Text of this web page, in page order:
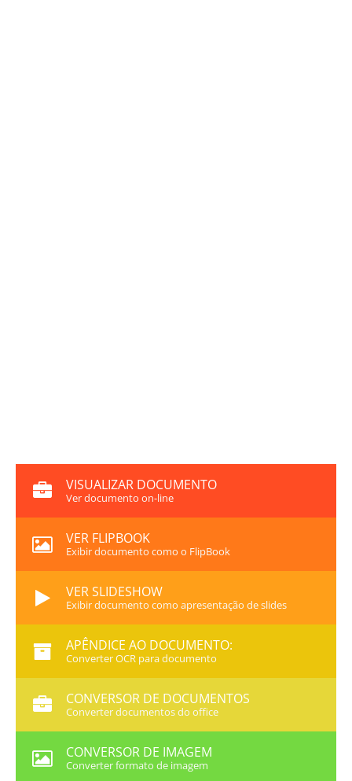
VISUALIZAR DOCUMENTO
Ver documento on-line
VER FLIPBOOK
Exibir documento como o FlipBook
VER SLIDESHOW
Exibir documento como apresentação de slides
APÊNDICE AO DOCUMENTO:
Converter OCR para documento
CONVERSOR DE DOCUMENTOS
Converter documentos do office
CONVERSOR DE IMAGEM
Converter formato de imagem